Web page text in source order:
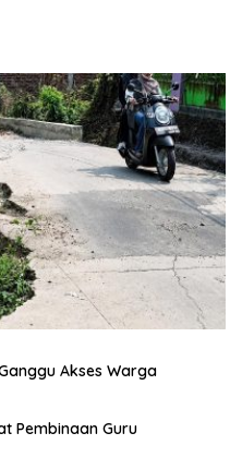
Akses Warga
Pembinaan Guru